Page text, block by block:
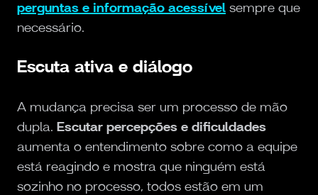
perguntas e informação acessível sempre que
necessário.
Escuta ativa e diálogo
A mudança precisa ser um processo de mão
dupla. Escutar percepções e dificuldades
aumenta o entendimento sobre como a equipe
está reagindo e mostra que ninguém está
sozinho no processo, todos estão em um